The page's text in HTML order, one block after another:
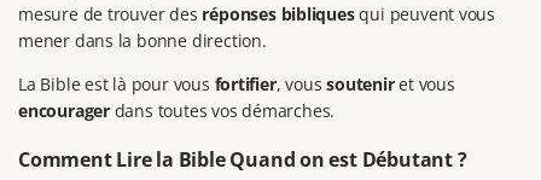
mesure de trouver des réponses bibliquesqui peuvent vous
mener dans la bonne direction.
La Bible est là pour vous fortifier, voussouteniret vous
encouragerdans toutes vos démarches.
Comment Lire la Bible Quand on est Débutant ?